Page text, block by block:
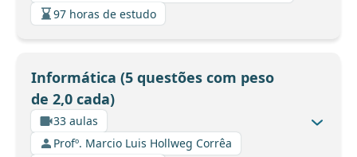
97 horas de estudo
Informática (5 questões com peso
de 2,0 cada)
33 aulas
Profº. Marcio Luis Hollweg Corrêa